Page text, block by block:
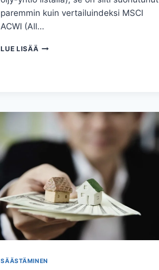
paremmin kuin vertailuindeksi MSCI
ACWI (All…
LUE LISÄÄ MAAILMAN
SÄÄSTÄMINEN